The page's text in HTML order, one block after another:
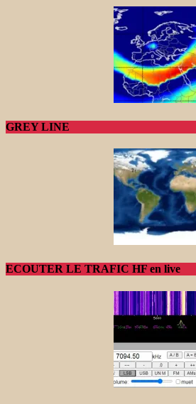
GREY LINE
ECOUTER LE TRAFIC HF en live